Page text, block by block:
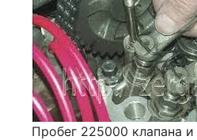
Пробег 225000 клапана